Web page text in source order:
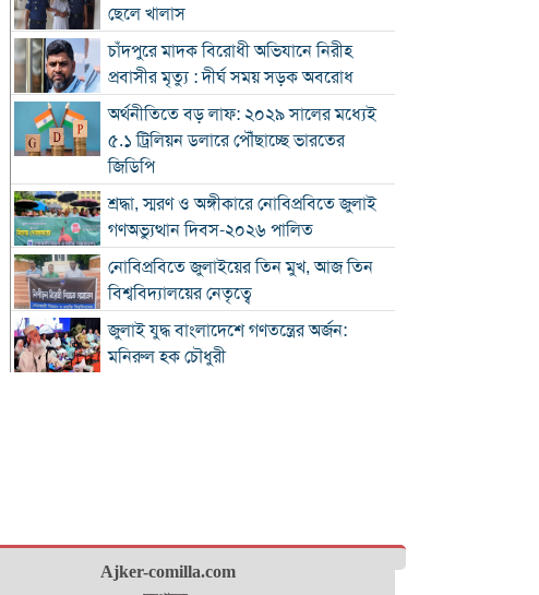
ছেলে খালাস
চাঁদপুরে মাদক বিরোধী অভিযানে নিরীহ
প্রবাসীর মৃত্যু : দীর্ঘ সময় সড়ক অবরোধ
অর্থনীতিতে বড় লাফ: ২০২৯ সালের মধ্যেই
৫.১ ট্রিলিয়ন ডলারে পৌঁছাচ্ছে ভারতের
জিডিপি
শ্রদ্ধা, স্মরণ ও অঙ্গীকারে নোবিপ্রবিতে জুলাই
গণঅভ্যুত্থান দিবস-২০২৬ পালিত
নোবিপ্রবিতে জুলাইয়ের তিন মুখ, আজ তিন
বিশ্ববিদ্যালয়ের নেতৃত্বে
জুলাই যুদ্ধ বাংলাদেশে গণতন্ত্রের অর্জন:
মনিরুল হক চৌধুরী
বিরোধ, অন্তঃসত্ত্বা মেয়ের বাবাকে হত্যার
অভিযোগ
Ajker-comilla.com